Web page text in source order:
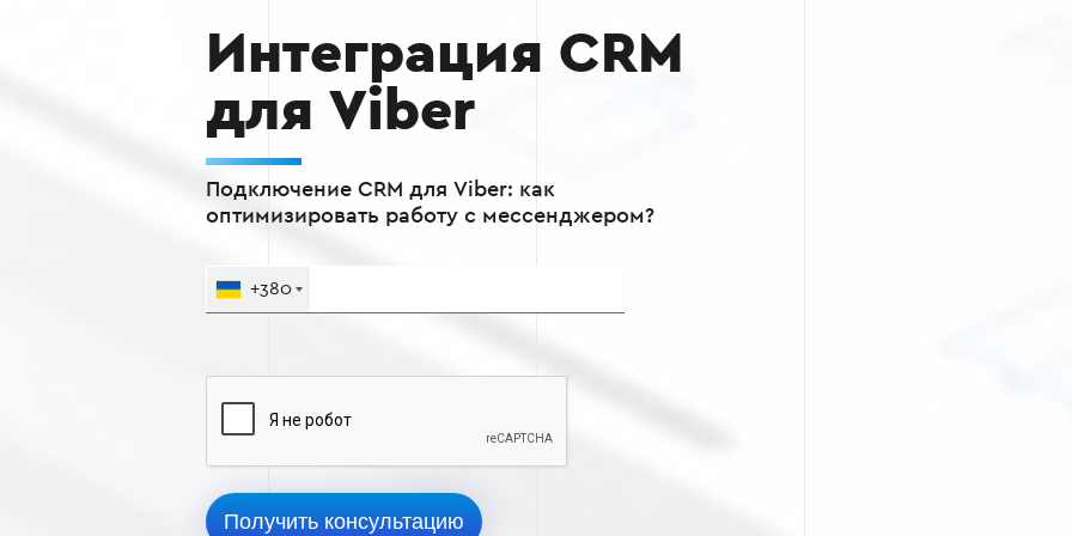
Интеграция CRM
для Viber
Подключение CRM для Viber: как
оптимизировать работу с мессенджером?
+380